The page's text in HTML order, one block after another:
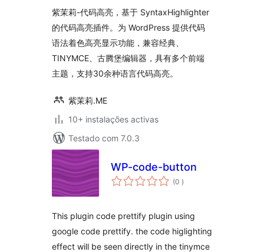
紫茉莉-代码高亮，基于 SyntaxHighlighter
的代码高亮插件。为 WordPress 提供代码
语法着色高亮显示功能，兼容经典、
TINYMCE、古腾堡编辑器，具有多个前端
主题，支持30余种语言代码高亮。
紫茉莉.ME
10+ instalações activas
Testado com 7.0.3
WP-code-button
(0 classificações
)
This plugin code prettify plugin using
google code prettify. the code higlighting
effect will be seen directly in the tinymce